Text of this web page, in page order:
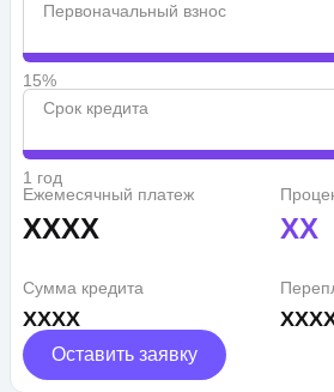
Первоначальный взнос
15%
Срок кредита
1 год
Ежемесячный платеж
XXXX XX
Сумма кредита
XXXX
Оставить заявку